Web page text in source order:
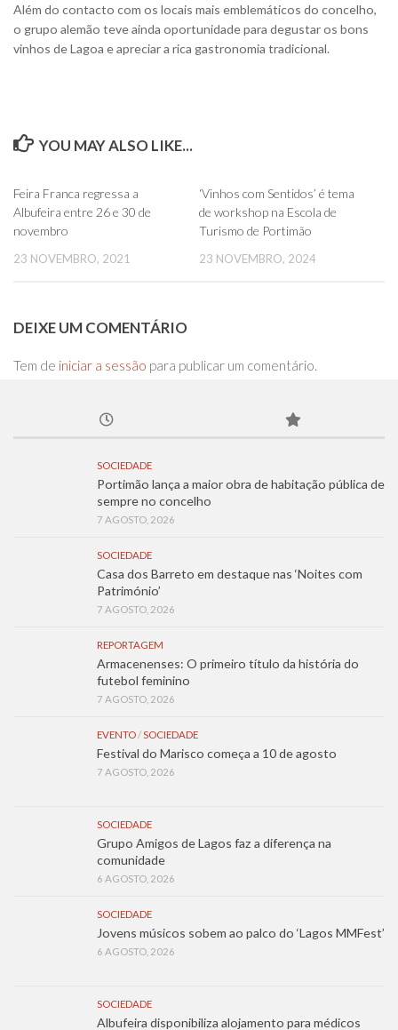
Além do contacto com os locais mais emblemáticos do concelho,
o grupo alemão teve ainda oportunidade para degustar os bons
vinhos de Lagoa e apreciar a rica gastronomia tradicional.
YOU MAY ALSO LIKE...
Feira Franca regressa a
Albufeira entre 26 e 30 de
novembro
23 NOVEMBRO, 2021
‘Vinhos com Sentidos’ é tema
de workshop na Escola de
Turismo de Portimão
23 NOVEMBRO, 2024
DEIXE UM COMENTÁRIO
Tem de iniciar a sessão para publicar um comentário.
SOCIEDADE
Portimão lança a maior obra de habitação pública de
sempre no concelho
7 AGOSTO, 2026
SOCIEDADE
Casa dos Barreto em destaque nas ‘Noites com
Património’
7 AGOSTO, 2026
REPORTAGEM
Armacenenses: O primeiro título da história do
futebol feminino
7 AGOSTO, 2026
EVENTO/SOCIEDADE
Festival do Marisco começa a 10 de agosto
7 AGOSTO, 2026
SOCIEDADE
Grupo Amigos de Lagos faz a diferença na
comunidade
6 AGOSTO, 2026
SOCIEDADE
Jovens músicos sobem ao palco do ‘Lagos MMFest’
6 AGOSTO, 2026
SOCIEDADE
Albufeira disponibiliza alojamento para médicos